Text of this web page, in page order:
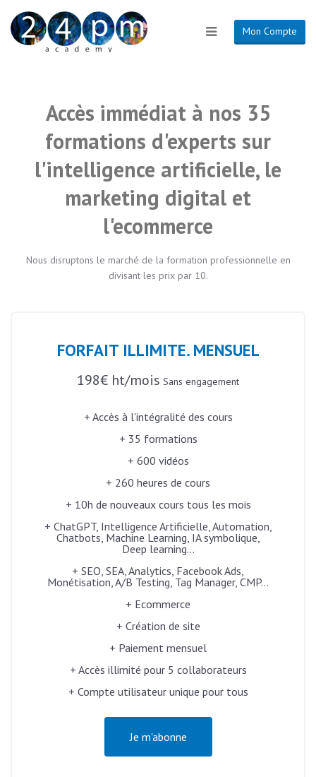
Mon Compte
Accès immédiat à nos 35
formations d'experts sur
l'intelligence artificielle, le
marketing digital et
l'ecommerce
Nous disruptons le marché de la formation professionnelle en
divisant les prix par 10.
FORFAIT ILLIMITE. MENSUEL
198€ ht/mois Sans engagement
+ Accès à l'intégralité des cours
+ 35 formations
+ 600 vidéos
+ 260 heures de cours
+ 10h de nouveaux cours tous les mois
+ ChatGPT, Intelligence Artificielle, Automation,
Chatbots, Machine Learning, IA symbolique,
Deep learning...
+ SEO, SEA, Analytics, Facebook Ads,
Monétisation, A/B Testing, Tag Manager, CMP...
+ Ecommerce
+ Création de site
+ Paiement mensuel
+ Accès illimité pour 5 collaborateurs
+ Compte utilisateur unique pour tous
Je m'abonne